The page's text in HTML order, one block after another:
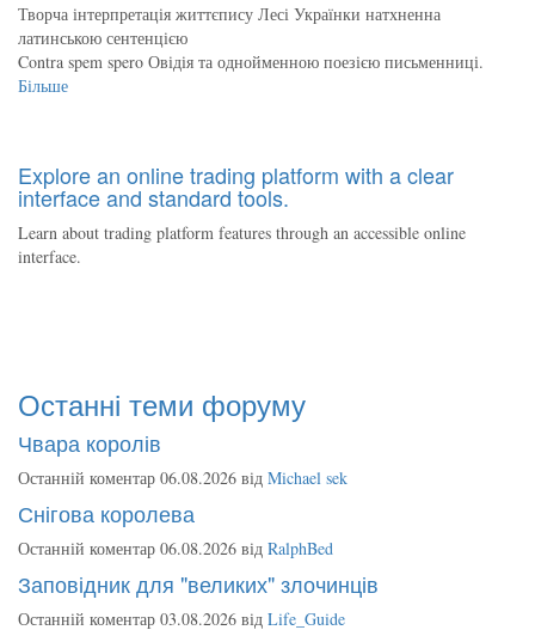
Творча інтерпретація життєпису Лесі Українки натхненна
латинською сентенцією
Contra spem spero Овідія та однойменною поезією письменниці.
Більше
Explore an online trading platform with a clear
interface and standard tools.
Learn about trading platform features through an accessible online
interface.
Останні теми форуму
Чвара королів
Останній коментар 06.08.2026 від Michael sek
Снігова королева
Останній коментар 06.08.2026 від RalphBed
Заповідник для "великих" злочинців
Останній коментар 03.08.2026 від Life_Guide